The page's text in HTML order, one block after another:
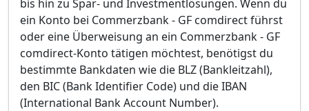
bis hin zu Spar- und Investmentlösungen. Wenn du
ein Konto bei Commerzbank - GF comdirect führst
oder eine Überweisung an ein Commerzbank - GF
comdirect-Konto tätigen möchtest, benötigst du
bestimmte Bankdaten wie die BLZ (Bankleitzahl),
den BIC (Bank Identifier Code) und die IBAN
(International Bank Account Number).